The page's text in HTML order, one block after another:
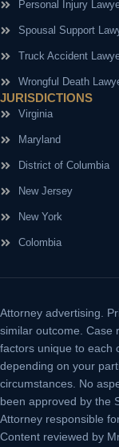
Personal Injury
Spousal Support
Truck Accident
Wrongful Death
JURISDICTIONS
Virginia
Maryland
District of Columbia
New Jersey
New York
Colombia
Attorney advertising.
similar outcome. Case
factors unique to each
depending on your
circumstances. No
been approved by the
Attorney responsible
Content reviewed by